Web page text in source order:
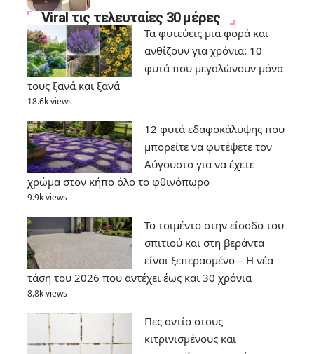
Viral τις τελευταίες 30 μέρες
Τα φυτεύεις μια φορά και
ανθίζουν για χρόνια: 10
φυτά που μεγαλώνουν μόνα
τους ξανά και ξανά
18.6k views
12 φυτά εδαφοκάλυψης που
μπορείτε να φυτέψετε τον
Αύγουστο για να έχετε
χρώμα στον κήπο όλο το φθινόπωρο
9.9k views
Το τσιμέντο στην είσοδο του
σπιτιού και στη βεράντα
είναι ξεπερασμένο – Η νέα
τάση του 2026 που αντέχει έως και 30 χρόνια
8.8k views
Πες αντίο στους
κιτρινισμένους και